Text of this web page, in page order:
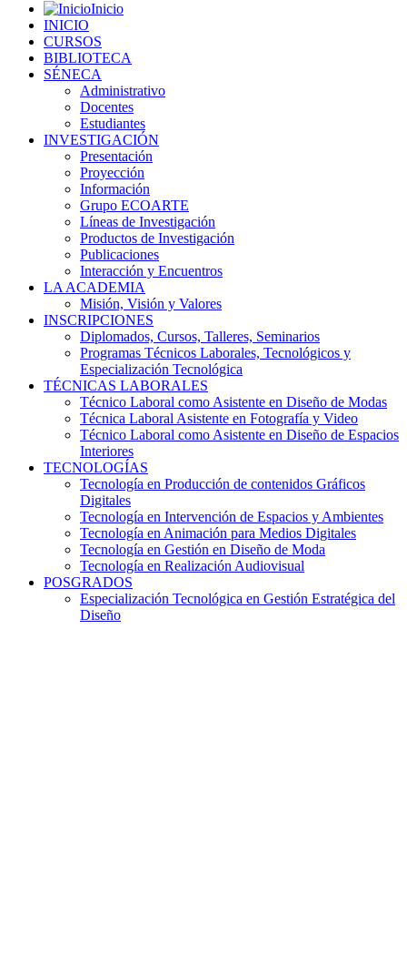
Inicio
INICIO
CURSOS
BIBLIOTECA
SÉNECA
Administrativo
Docentes
Estudiantes
INVESTIGACIÓN
Presentación
Proyección
Información
Grupo ECOARTE
Líneas de Investigación
Productos de Investigación
Publicaciones
Interacción y Encuentros
LA ACADEMIA
Misión, Visión y Valores
INSCRIPCIONES
Diplomados, Cursos, Talleres, Seminarios
Programas Técnicos Laborales, Tecnológicos y
Especialización Tecnológica
TÉCNICAS LABORALES
Técnico Laboral como Asistente en Diseño de Modas
Técnica Laboral Asistente en Fotografía y Video
Técnico Laboral como Asistente en Diseño de Espacios
Interiores
TECNOLOGÍAS
Tecnología en Producción de contenidos Gráficos
Digitales
Tecnología en Intervención de Espacios y Ambientes
Tecnología en Animación para Medios Digitales
Tecnología en Gestión en Diseño de Moda
Tecnología en Realización Audiovisual
POSGRADOS
Especialización Tecnológica en Gestión Estratégica del
Diseño